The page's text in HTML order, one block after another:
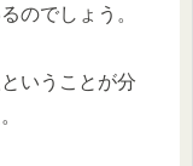
のでしょう。
いうことが分